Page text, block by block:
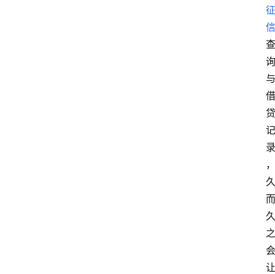
征
信
查
询
与
借
贷
记
录
，
久
而
久
之
会
让